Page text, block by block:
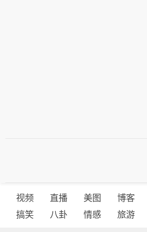
视频 直播 美图 博客
搞笑
八卦 情感 旅游